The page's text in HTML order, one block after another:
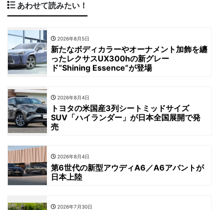
あわせて読みたい！
2026年8月5日
新たなボディカラーやオーナメント加飾を纏
ったレクサスUX300hの新グレー
ド“Shining Essence”が登場
2026年8月4日
トヨタの米国産3列シートミッドサイズ
SUV「ハイランダー」が日本全国展開で発
売
2026年8月4日
第6世代の新型アウディA6／A6アバントが
日本上陸
2026年7月30日